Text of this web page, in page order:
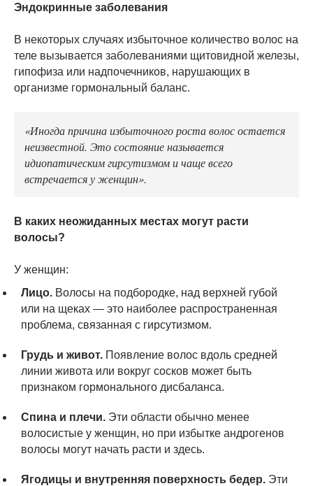
Эндокринные заболевания
В некоторых случаях избыточное количество волос на
теле вызывается заболеваниями щитовидной железы,
гипофиза или надпочечников, нарушающих в
организме гормональный баланс.
«Иногда причина избыточного роста волос остается
неизвестной. Это состояние называется
идиопатическим гирсутизмом и чаще всего
встречается у женщин».
В каких неожиданных местах могут расти
волосы?
У женщин:
Лицо. Волосы на подбородке, над верхней губой
или на щеках — это наиболее распространенная
проблема, связанная с гирсутизмом.
Грудь и живот. Появление волос вдоль средней
линии живота или вокруг сосков может быть
признаком гормонального дисбаланса.
Спина и плечи. Эти области обычно менее
волосистые у женщин, но при избытке андрогенов
волосы могут начать расти и здесь.
Ягодицы и внутренняя поверхность бедер. Эти